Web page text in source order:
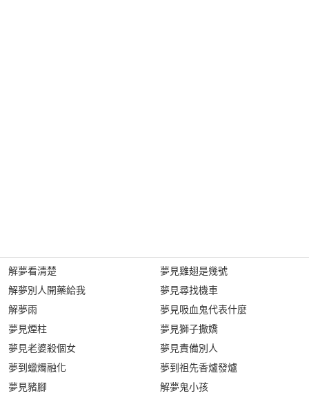
解夢看清楚
解夢別人開藥給我
解夢雨
夢見煙柱
夢見老婆殺個女
夢到蠟燭融化
夢見豬腳
夢見雞翅是幾號
夢見尋找機車
夢見吸血鬼代表什麼
夢見獅子撒嬌
夢見責備別人
夢到祖先香爐發爐
解夢鬼小孩